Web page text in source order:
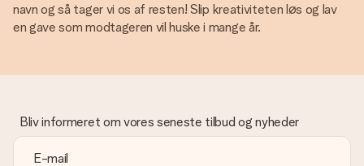
navn og så tager vi os af resten! Slip kreativiteten løs og lav
en gave som modtageren vil huske i mange år.
Bliv informeret om vores seneste tilbud og nyheder